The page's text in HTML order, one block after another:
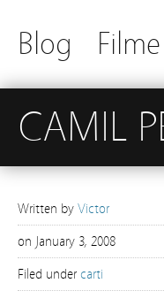
Blog Filme
CAMIL
Written by Victor
on January 3, 2008
Filed under carti